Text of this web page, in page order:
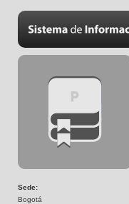
Sede:
Bogotá